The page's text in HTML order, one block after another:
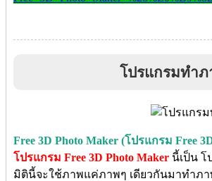
โปรแกรมทำภ
Free 3D Photo Maker (โปรแกรม Free
โปรแกรม Free 3D Photo Maker นี้เป็น โ
มิตินี้จะใช้ภาพแค่ภาพๆ เดียวกันมาทำภ